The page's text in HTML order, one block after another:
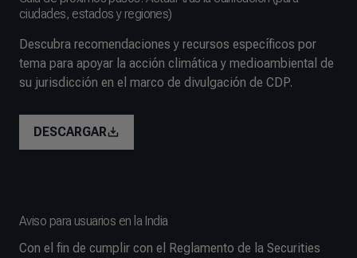
ciudades, estados y regiones)
Descubra recomendaciones y recursos específicos por
tema para apoyar la acción climática y medioambiental de
su jurisdicción en el marco de divulgación de CDP.
DESCARGAR
Aviso para usuarios en la India
Con el fin de cumplir con el Reglamento de la Securities